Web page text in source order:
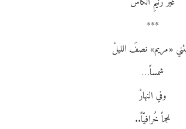
***
«مريم» نصفَ الليلْ
شمساً…
وفي النهارْ
نجماً خُرافيّاً..